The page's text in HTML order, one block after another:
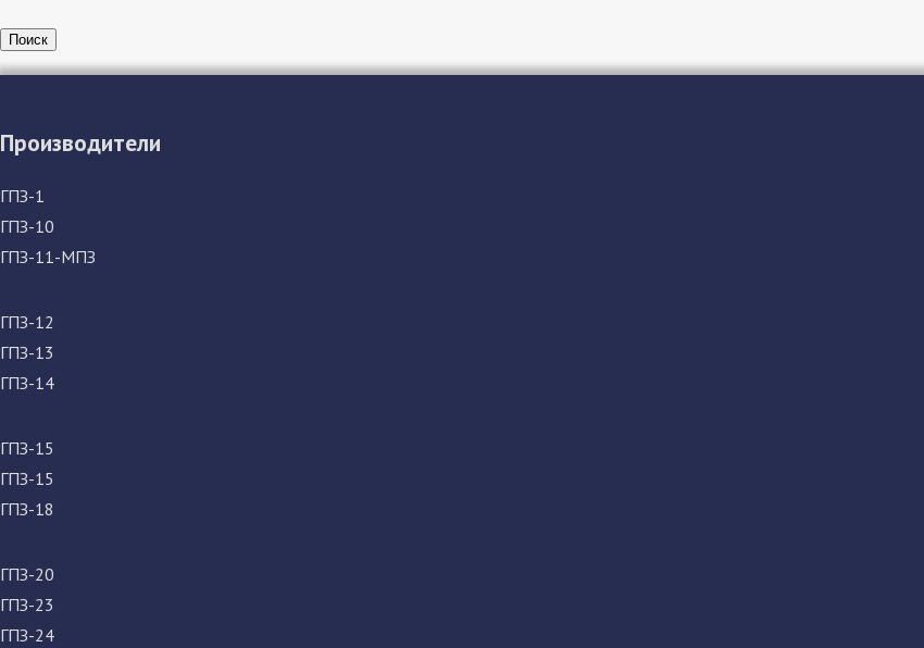
Поиск
Производители
ГПЗ-1
ГПЗ-10
ГПЗ-11-МПЗ
ГПЗ-12
ГПЗ-13
ГПЗ-14
ГПЗ-15
ГПЗ-15
ГПЗ-18
ГПЗ-20
ГПЗ-23
ГПЗ-24